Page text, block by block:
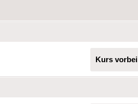
Kurs vorbei